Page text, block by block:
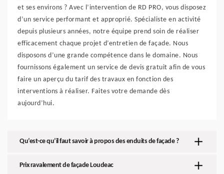
et ses environs ? Avec l’intervention de RD PRO, vous disposez
d’un service performant et approprié. Spécialiste en activité
depuis plusieurs années, notre équipe prend soin de réaliser
efficacement chaque projet d’entretien de façade. Nous
disposons d’une grande compétence dans le domaine. Nous
fournissons également un service de devis gratuit afin de vous
faire un aperçu du tarif des travaux en fonction des
interventions à réaliser. Faites votre demande dès
aujourd’hui.
Qu’est-ce qu’il faut savoir à propos des enduits de façade ?
Prix ravalement de façade Loudeac